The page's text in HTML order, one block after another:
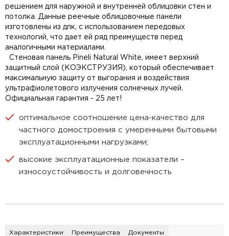
решением для наружной и внутренней облицовки стен и
потолка. Данные реечные облицовочные панели
изготовлены из дпк, с использованием передовых
технологий, что дает ей ряд преимуществ перед
аналогичными материалами.
Стеновая панель Pineli Natural White, имеет верхний
защитный слой (КОЭКСТРУЗИЯ), который обеспечивает
максимальную защиту от выгорания и воздействия
ультрафиолетового излучения солнечных лучей.
Официальная гарантия - 25 лет!
оптимальное соотношение цена-качество для
частного домостроения с умеренными бытовыми
эксплуатационными нагрузками;
высокие эксплуатационные показатели –
износоустойчивость и долговечность
Характеристики Преимущества Документы